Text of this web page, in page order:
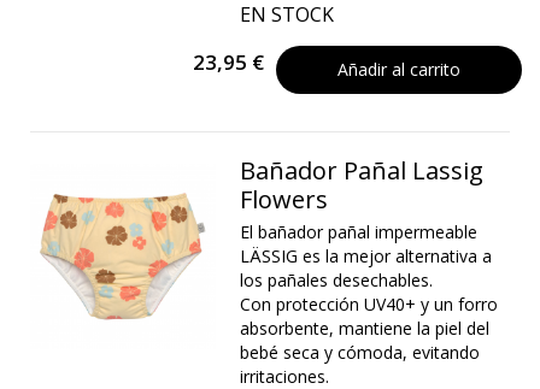
EN STOCK
23,95 € Añadir al carrito
Bañador Pañal Lassig
Flowers
El bañador pañal impermeable
LÄSSIG es la mejor alternativa a
los pañales desechables.
Con protección UV40+ y un forro
absorbente, mantiene la piel del
bebé seca y cómoda, evitando
irritaciones.